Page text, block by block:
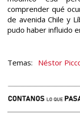
comprender qué
de avenida Chile y
pudo haber influido
Néstor